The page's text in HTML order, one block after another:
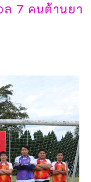
7 คนต้านยา